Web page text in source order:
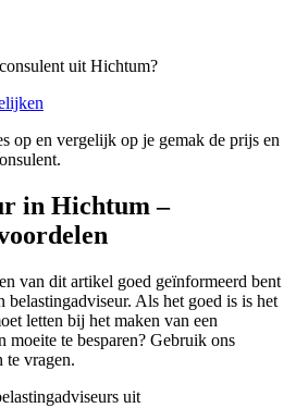
uit Hichtum?
op en vergelijk op je gemak de prijs en
in Hichtum –
van dit artikel goed geïnformeerd bent
belastingadviseur. Als het goed is is het
letten bij het maken van een
te besparen? Gebruik ons
te vragen.
uit